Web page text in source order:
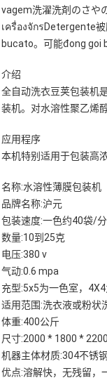
vagem洗濯洗剤のさや
เครื่องจักรDetergente
bucato。可能đong goi
介绍
全自动洗衣豆荚包装机
装机。对水溶性聚乙烯
应用程序
本机特别适用于包装高
名称:水溶性薄膜包装机
品牌名称:沪元
包装速度:一色约40袋/
数量:10到25克
电压:380 v
气动:0.6 mpa
充型:5x5为一色室，
适用范围:洗衣液或粉状
体重:400公斤
尺寸:2000 * 1800 *
机器主体材质:304不锈钢
优点:溶解快，无残留，